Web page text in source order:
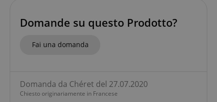
Domande su questo Prodotto?
Fai una domanda
Domanda da Chéret del 27.07.2020
Chiesto originariamente in Francese
FPGSID